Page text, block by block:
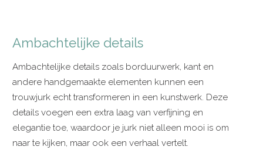
Ambachtelijke details
Ambachtelijke details zoals borduurwerk, kant en
andere handgemaakte elementen kunnen een
trouwjurk echt transformeren in een kunstwerk. Deze
details voegen een extra laag van verfijning en
elegantie toe, waardoor je jurk niet alleen mooi is om
naar te kijken, maar ook een verhaal vertelt.